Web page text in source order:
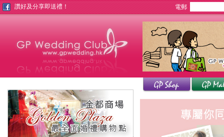
讚好及分享即送禮！ 電郵